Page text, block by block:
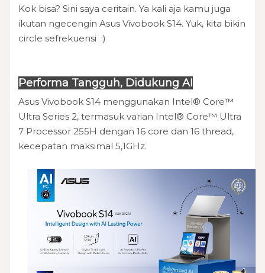
Kok bisa? Sini saya ceritain. Ya kali aja kamu juga
ikutan ngecengin Asus Vivobook S14. Yuk, kita bikin
circle sefrekuensi :)
Performa Tangguh, Didukung AI
Asus Vivobook S14 menggunakan Intel® Core™
Ultra Series 2, termasuk varian Intel® Core™ Ultra
7 Processor 255H dengan 16 core dan 16 thread,
kecepatan maksimal 5,1GHz.